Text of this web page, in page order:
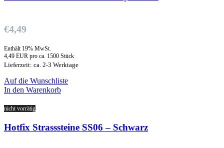
€4,49
Enthält 19% MwSt.
4,49 EUR pro ca. 1500 Stück
Lieferzeit: ca. 2-3 Werktage
Auf die Wunschliste
In den Warenkorb
nicht vorrätig
Hotfix Strasssteine SS06 – Schwarz